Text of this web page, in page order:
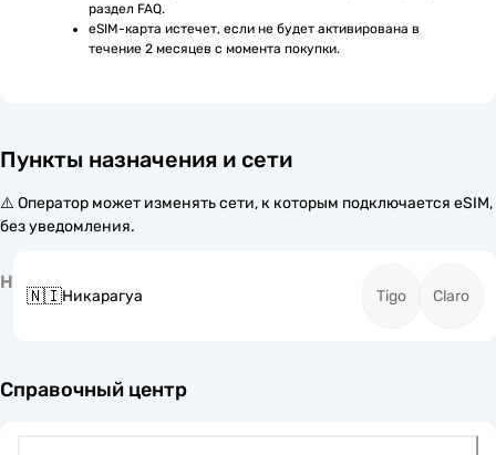
раздел FAQ.
eSIM-карта истечет, если не будет активирована в
течение 2 месяцев с момента покупки.
Пункты назначения и сети
⚠️ Оператор может изменять сети, к которым подключается eSIM,
без уведомления.
Н
🇳🇮Никарагуа Tigo Claro
Справочный центр